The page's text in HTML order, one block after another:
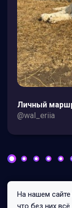
Личный
@wal_eriia
На нашем
что без них